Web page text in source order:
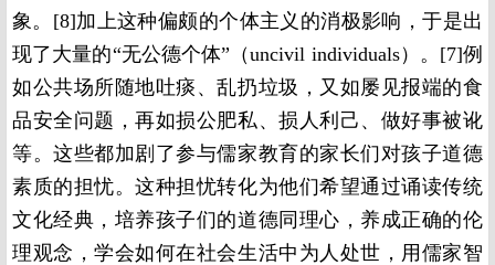
象。 [8]加上这种偏颇的个体主义的消极影响，于是出
现了大量的“无公德个体”（uncivil individuals）。 [7]例
如公共场所随地吐痰、乱扔垃圾，又如屡见报端的食
品安全问题，再如损公肥私、损人利己、做好事被讹
等。这些都加剧了参与儒家教育的家长们对孩子道德
素质的担忧。这种担忧转化为他们希望通过诵读传统
文化经典，培养孩子们的道德同理心，养成正确的伦
理观念，学会如何在社会生活中为人处世，用儒家智